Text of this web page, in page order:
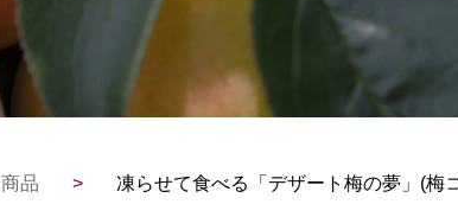
品 > 凍らせて食べる「デザート梅の夢」(梅